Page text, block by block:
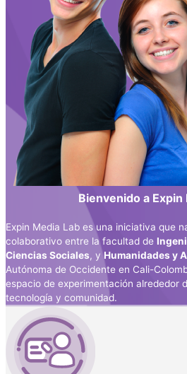
Bienvenido a Expin
Expin Media Lab es una iniciativa que
colaborativo entre la facultad de
Ciencias Sociales, yHumanidades y
Autónoma de Occidente en Cali-
espacio de experimentación alrededor
tecnología y comunidad.